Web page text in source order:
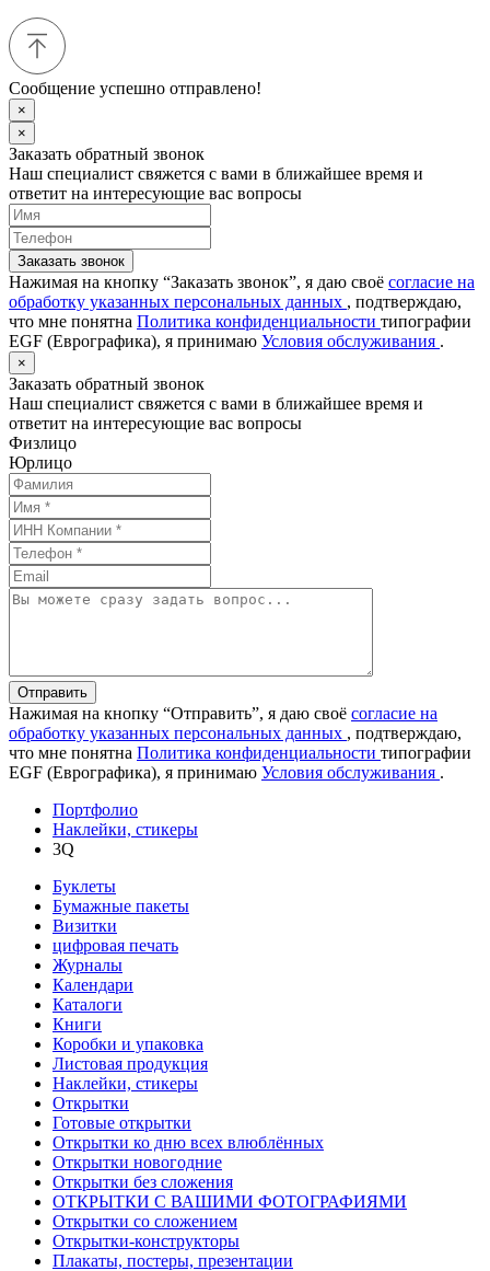
Сообщение успешно отправлено!
×
×
Заказать обратный звонок
Наш специалист свяжется с вами в ближайшее время и
ответит на интересующие вас вопросы
Заказать звонок
Нажимая на кнопку “Заказать звонок”, я даю своё согласие на
обработку указанных персональных данных , подтверждаю,
что мне понятна Политика конфиденциальности типографии
EGF (Еврографика), я принимаю Условия обслуживания .
×
Заказать обратный звонок
Наш специалист свяжется с вами в ближайшее время и
ответит на интересующие вас вопросы
Физлицо
Юрлицо
Отправить
Нажимая на кнопку “Отправить”, я даю своё согласие на
обработку указанных персональных данных , подтверждаю,
что мне понятна Политика конфиденциальности типографии
EGF (Еврографика), я принимаю Условия обслуживания .
Портфолио
Наклейки, стикеры
3Q
Буклеты
Бумажные пакеты
Визитки
цифровая печать
Журналы
Календари
Каталоги
Книги
Коробки и упаковка
Листовая продукция
Наклейки, стикеры
Открытки
Готовые открытки
Открытки ко дню всех влюблённых
Открытки новогодние
Открытки без сложения
ОТКРЫТКИ С ВАШИМИ ФОТОГРАФИЯМИ
Открытки со сложением
Открытки-конструкторы
Плакаты, постеры, презентации